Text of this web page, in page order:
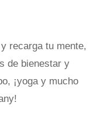
recarga tu mente,
de bienestar y
¡yoga y mucho